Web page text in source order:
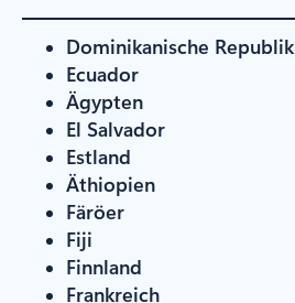
Dominikanische Republik
Ecuador
Ägypten
El Salvador
Estland
Äthiopien
Färöer
Fiji
Finnland
Frankreich